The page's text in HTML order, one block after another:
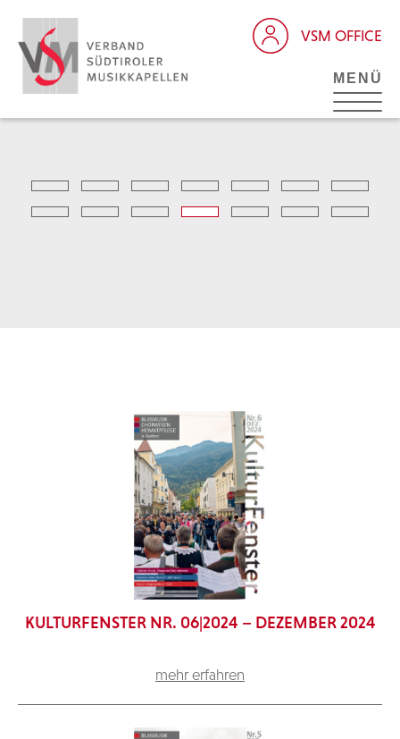
VSM OFFICE
MENÜ
KULTURFENSTER NR. 06|2024 – DEZEMBER 2024
mehr erfahren